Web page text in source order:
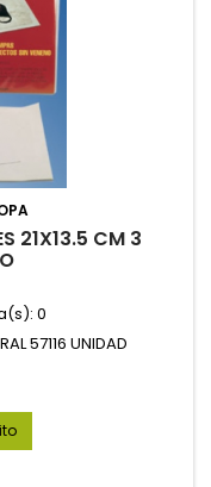
21X13.5 CM 3
0
57116 UNIDAD